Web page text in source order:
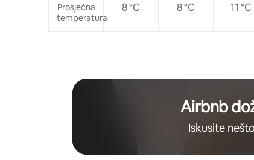
Prosječna
temperatura
8 °C 8 °C 11 °C
Airbnb
Iskusite